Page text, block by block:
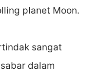
planet Moon.
sangat
dalam